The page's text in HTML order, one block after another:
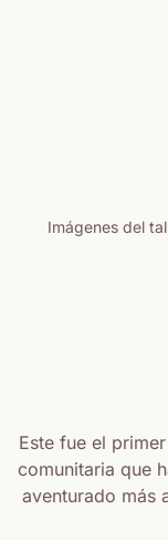
Imágenes del
Este fue el
comunitaria que
aventurado más